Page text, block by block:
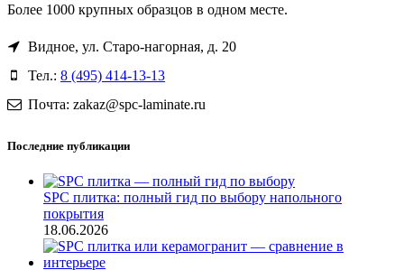
Более 1000 крупных образцов в одном месте.
Видное, ул. Старо-нагорная, д. 20
Тел.: 8 (495) 414-13-13
Почта: zakaz@spc-laminate.ru
Последние публикации
SPC плитка: полный гид по выбору напольного
покрытия
18.06.2026